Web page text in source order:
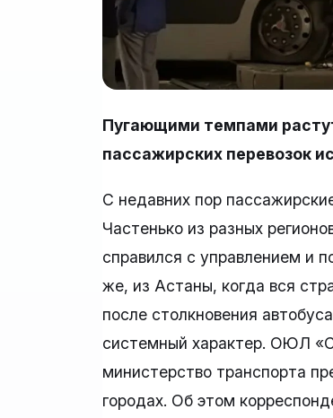
Пугающими темпами
пассажирских перевозок
С недавних пор
Частенько из разных
справился с управлением и
же, из Астаны, когда вся
после столкновения
системный характер. ОЮЛ
министерство транспорта
городах. Об этом